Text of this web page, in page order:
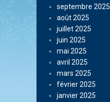
septembre 2025
août 2025
juillet 2025
juin 2025
mai 2025
avril 2025
mars 2025
février 2025
janvier 2025